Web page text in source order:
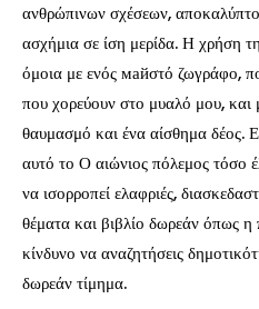
ανθρώπινων σχέσεων,
ασχήμια σε ίση μερίδα. Η χρήση
όμοια με ενός майστό ζωγράφο,
που χορεύουν στο μυαλό μου, και
θαυμασμό και ένα αίσθημα δέος.
αυτό το Ο αιώνιος πόλεμος τόσο
να ισορροπεί ελαφριές,
θέματα και βιβλίο δωρεάν όπως
κίνδυνο να αναζητήσεις
δωρεάν τίμημα.